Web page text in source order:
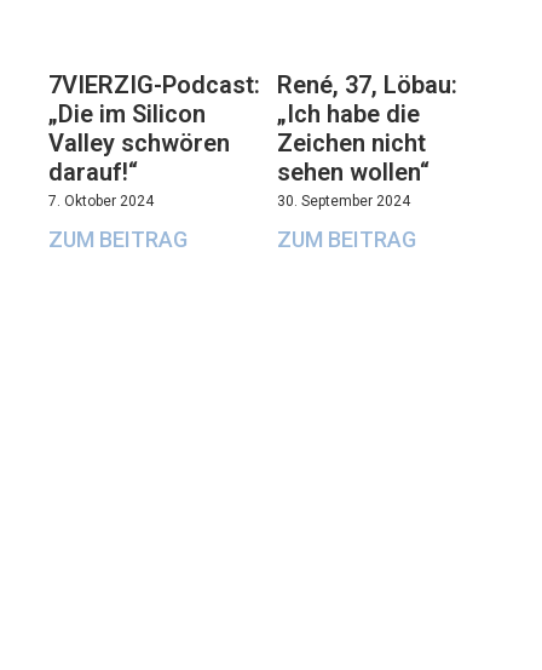
7VIERZIG-Podcast:
„Die im Silicon
Valley schwören
darauf!“
7. Oktober 2024
ZUM BEITRAG
René, 37, Löbau:
„Ich habe die
Zeichen nicht
sehen wollen“
30. September 2024
ZUM BEITRAG